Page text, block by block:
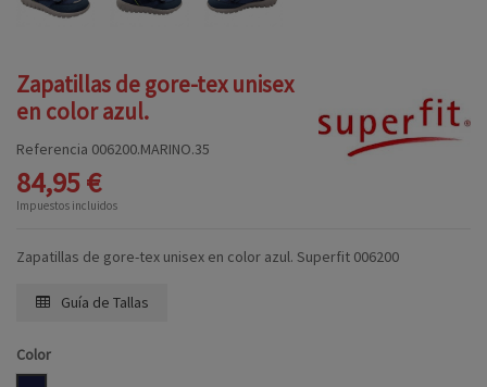
Zapatillas de gore-tex unisex
en color azul.
Referencia 006200.MARINO.35
84,95 €
Impuestos incluidos
Zapatillas de gore-tex unisex en color azul. Superfit 006200
Guía de Tallas
Color